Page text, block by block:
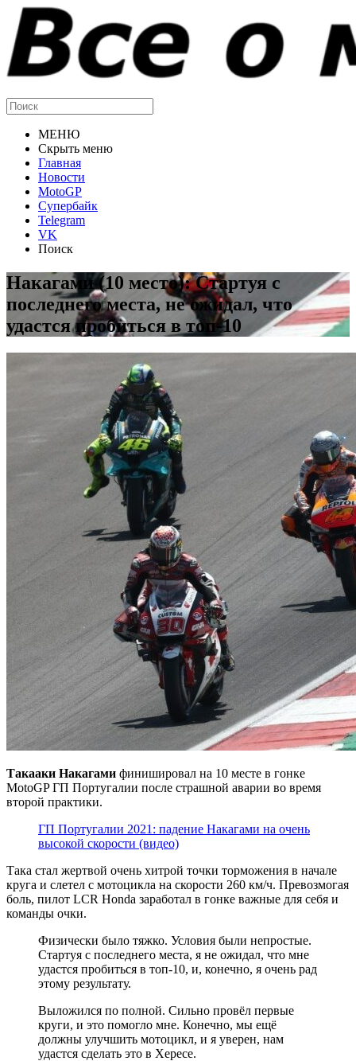
МЕНЮ
Скрыть меню
Главная
Новости
MotoGP
Супербайк
Telegram
VK
Поиск
Накагами (10 место): Стартуя с
последнего места, не ожидал, что
удастся пробиться в топ-10
Такааки Накагами финишировал на 10 месте в гонке
MotoGP ГП Португалии после страшной аварии во время
второй практики.
ГП Португалии 2021: падение Накагами на очень
высокой скорости (видео)
Така стал жертвой очень хитрой точки торможения в начале
круга и слетел с мотоцикла на скорости 260 км/ч. Превозмогая
боль, пилот LCR Honda заработал в гонке важные для себя и
команды очки.
Физически было тяжко. Условия были непростые.
Стартуя с последнего места, я не ожидал, что мне
удастся пробиться в топ-10, и, конечно, я очень рад
этому результату.
Выложился по полной. Сильно провёл первые
круги, и это помогло мне. Конечно, мы ещё
должны улучшить мотоцикл, и я уверен, нам
удастся сделать это в Хересе.